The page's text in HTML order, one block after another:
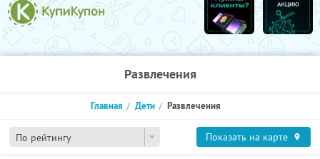
Развлечения
По рейтингу
Главная Дети Развлечения
Показать на карте